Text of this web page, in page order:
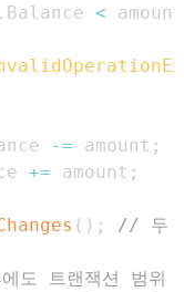
. Balance < amount
-= amount ;
+= amount ;
( ) ; // 두
트랜잭션 범위